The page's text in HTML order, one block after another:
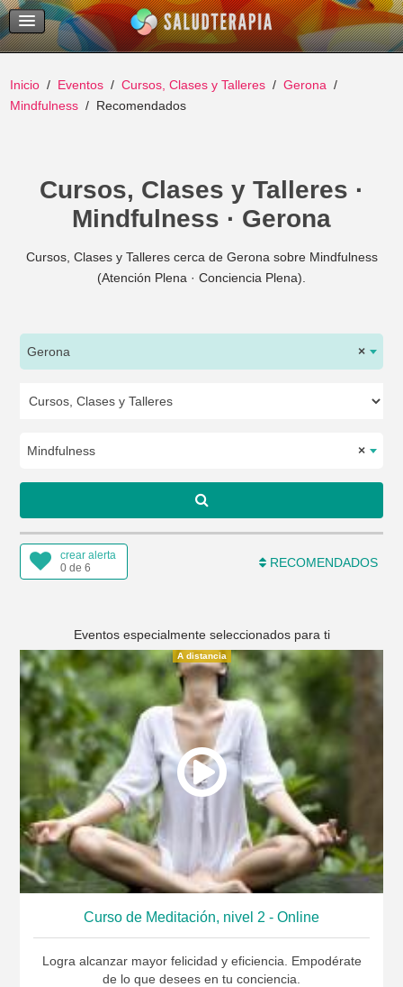
Temas Recientes
Buscar
Inicio Eventos Cursos, Clases y Talleres
Gerona
Mindfulness
Recomendados
Cursos, Clases y Talleres ·
Mindfulness · Gerona
Cursos, Clases y Talleres cerca de Gerona sobre Mindfulness
(Atención Plena · Conciencia Plena).
×
Gerona
×
Mindfulness
crear alerta
0 de 6
RECOMENDADOS
Eventos especialmente seleccionados para ti
Curso de Meditación, nivel 2 - Online
Logra alcanzar mayor felicidad y eficiencia. Empodérate
de lo que desees en tu conciencia.
A distancia